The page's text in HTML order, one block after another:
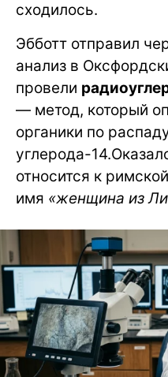
сходилось.
Эбботт отправил
анализ в
провели
— метод, который
органики по
углерода-
относится к
имя «женщина из